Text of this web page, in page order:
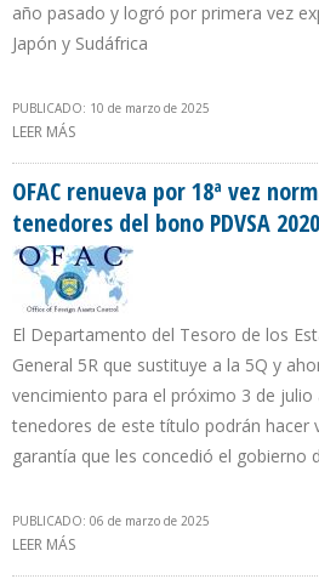
año pasado y logró por primera vez
Japón y Sudáfrica
PUBLICADO: 10 de marzo de 2025
LEER MÁS
OFAC renueva por 18ª vez
tenedores del bono PDVSA
El Departamento del Tesoro de los
General 5R que sustituye a la 5Q y
vencimiento para el próximo 3 de julio
tenedores de este título podrán hacer
garantía que les concedió el gobierno
PUBLICADO: 06 de marzo de 2025
LEER MÁS